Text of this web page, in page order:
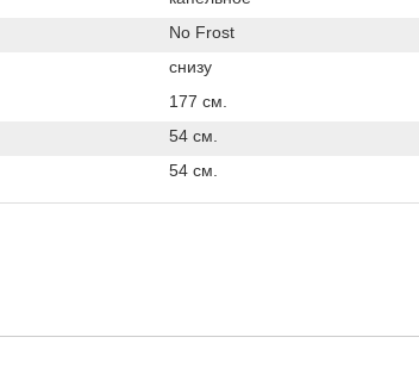
No Frost
снизу
177 см.
54 см.
54 см.